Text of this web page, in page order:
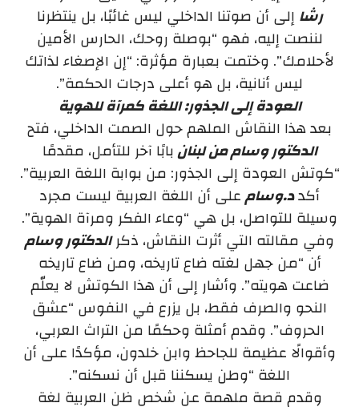
رشا إلى أن صوتنا الداخلي ليس غائبًا، بل ينتظرنا
لننصت إليه، فهو “بوصلة روحك، الحارس الأمين
لأحلامك”. وختمت بعبارة مؤثرة: “إن الإصغاء لذاتك
ليس أنانية، بل هو أعلى درجات الحكمة”.
العودة إلى الجذور: اللغة كمرآة للهوية
بعد هذا النقاش الملهم حول الصمت الداخلي، فتح
الدكتور وسام من لبنانبابًا آخر للتأمل، مقدمًا
“كوتش العودة إلى الجذور: من بوابة اللغة العربية”.
أكدد.وسامعلى أن اللغة العربية ليست مجرد
وسيلة للتواصل، بل هي “وعاء الفكر ومرآة الهوية”.
وفي مقالته التي أثرت النقاش، ذكرالدكتور وسام
أن “من جهل لغته ضاع تاريخه، ومن ضاع تاريخه
ضاعت هويته”. وأشار إلى أن هذا الكوتش لا يعلّم
النحو والصرف فقط، بل يزرع في النفوس “عشق
الحروف”. وقدم أمثلة وحكمًا من التراث العربي،
وأقوالًا عظيمة للجاحظ وابن خلدون، مؤكدًا على أن
اللغة “وطن يسكننا قبل أن نسكنه”.
وقدم قصة ملهمة عن شخص ظن العربية لغة